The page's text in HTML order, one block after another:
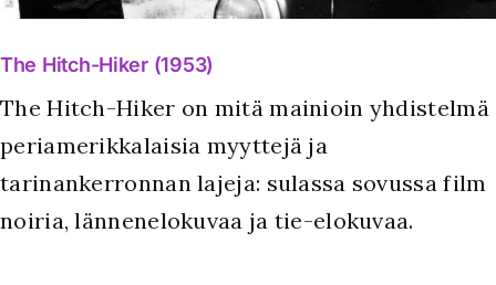
The Hitch-Hiker (1953)
The Hitch-Hiker on mitä mainioin yhdistelmä
periamerikkalaisia myyttejä ja
tarinankerronnan lajeja: sulassa sovussa film
noiria, lännenelokuvaa ja tie-elokuvaa.